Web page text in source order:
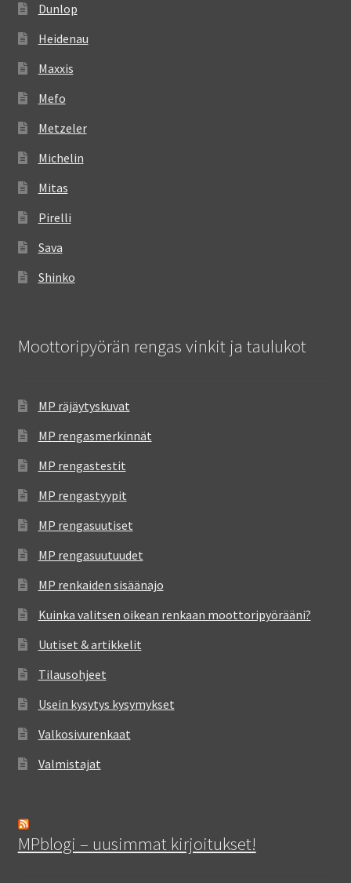
Dunlop
Heidenau
Maxxis
Mefo
Metzeler
Michelin
Mitas
Pirelli
Sava
Shinko
Moottoripyörän rengas vinkit ja taulukot
MP räjäytyskuvat
MP rengasmerkinnät
MP rengastestit
MP rengastyypit
MP rengasuutiset
MP rengasuutuudet
MP renkaiden sisäänajo
Kuinka valitsen oikean renkaan moottoripyörääni?
Uutiset & artikkelit
Tilausohjeet
Usein kysytys kysymykset
Valkosivurenkaat
Valmistajat
MPblogi – uusimmat kirjoitukset!